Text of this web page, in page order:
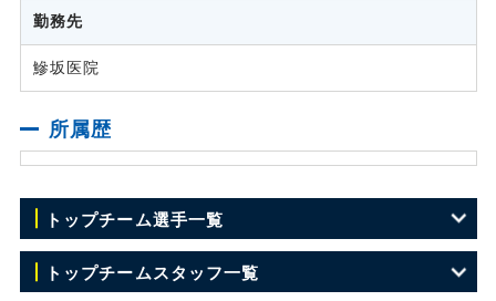
勤務先
鰺坂医院
所属歴
トップチーム選手一覧
GK 1 竹重 安希彦
トップチームスタッフ一覧